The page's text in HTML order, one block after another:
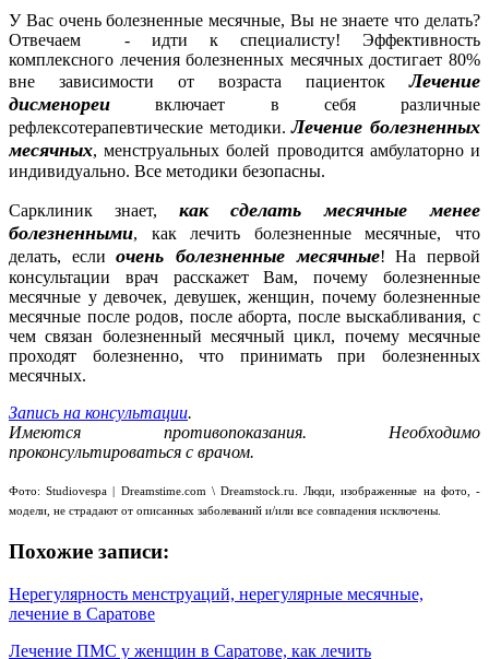
У Вас очень болезненные месячные, Вы не знаете что делать?
Отвечаем - идти к специалисту! Эффективность
комплексного лечения болезненных месячных достигает 80%
вне зависимости от возраста пациентокЛечение
дисменореи включает в себя различные
рефлексотерапевтические методики.Лечение болезненных
месячных, менструальных болей проводится амбулаторно и
индивидуально. Все методики безопасны.
Сарклиник знает, как сделать месячные менее
болезненными, как лечить болезненные месячные, что
делать, еслиочень болезненные месячные! На первой
консультации врач расскажет Вам, почему болезненные
месячные у девочек, девушек, женщин, почему болезненные
месячные после родов, после аборта, после выскабливания, с
чем связан болезненный месячный цикл, почему месячные
проходят болезненно, что принимать при болезненных
месячных.
Запись на консультации.
Имеются противопоказания. Необходимо
проконсультироваться с врачом.
Фото: Studiovespa | Dreamstime.com \ Dreamstock.ru. Люди, изображенные на фото, -
модели, не страдают от описанных заболеваний и/или все совпадения исключены.
Похожие записи:
Нерегулярность менструаций, нерегулярные месячные,
лечение в Саратове
Лечение ПМС у женщин в Саратове, как лечить